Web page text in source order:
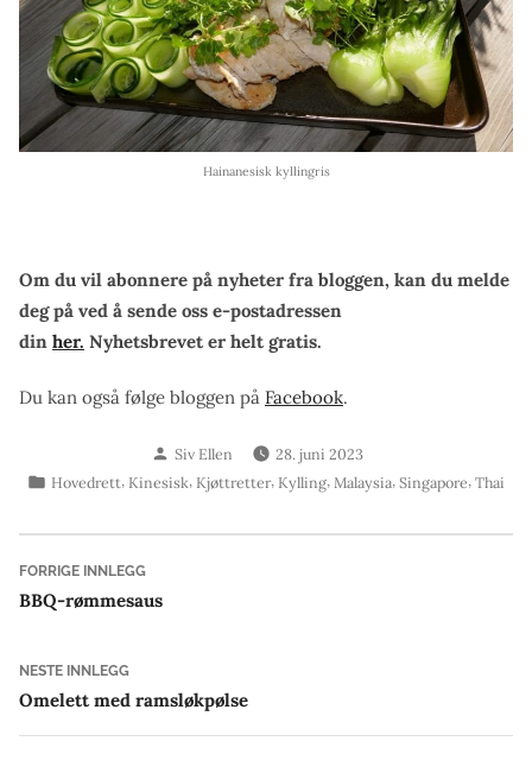
Hainanesisk kyllingris
Om du vil abonnere på nyheter fra bloggen, kan du melde
deg på ved å sende oss e-postadressen
din her. Nyhetsbrevet er helt gratis.
Du kan også følge bloggen på Facebook.
Skrevet
av
Siv Ellen
28. juni 2023
Publisert
Hovedrett, Kinesisk, Kjøttretter, Kylling, Malaysia, Singapore, Thai
Innleggsnavigasjon
FORRIGE INNLEGGForrige
innlegg:
BBQ-rømmesaus
NESTE INNLEGGNeste
innlegg:
Omelett med ramsløkpølse